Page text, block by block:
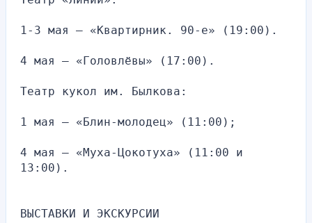
1-3 мая — «Квартирник. 90-е» (19:00).
4 мая — «Головлёвы» (17:00).
Театр кукол им. Былкова:
1 мая — «Блин-молодец» (11:00);
4 мая — «Муха-Цокотуха» (11:00 и
13:00).
ВЫСТАВКИ И ЭКСКУРСИИ